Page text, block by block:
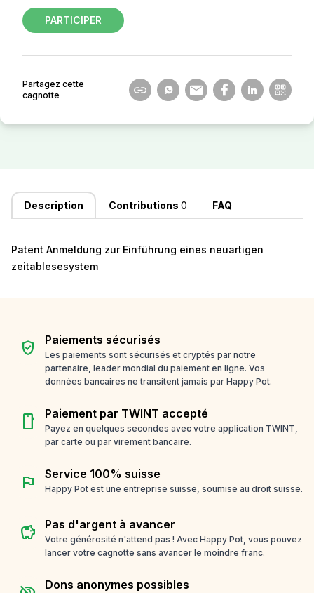
PARTICIPER
Partagez cette
cagnotte
Description Contributions 0 FAQ
Patent Anmeldung zur Einführung eines neuartigen
zeitablesesystem
verified_user Paiements sécurisés
Les paiements sont sécurisés et cryptés par notre
partenaire, leader mondial du paiement en ligne. Vos
données bancaires ne transitent jamais par Happy Pot.
smartphone Paiement par TWINT accepté
Payez en quelques secondes avec votre application TWINT,
par carte ou par virement bancaire.
flag Service 100% suisse
Happy Pot est une entreprise suisse, soumise au droit suisse.
savings Pas d'argent à avancer
Votre générosité n'attend pas ! Avec Happy Pot, vous pouvez
lancer votre cagnotte sans avancer le moindre franc.
Dons anonymes possibles